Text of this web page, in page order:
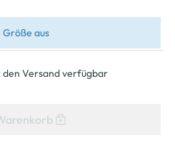
Größe aus
Versand verfügbar